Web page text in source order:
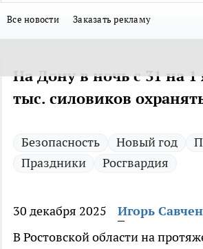
Все новости Заказать рекламу
На Дону в ночь с 31 на 1
тыс. силовиков
Безопасность Новый год
Праздники
Росгвардия
30 декабря 2025
Игорь
В Ростовской области на